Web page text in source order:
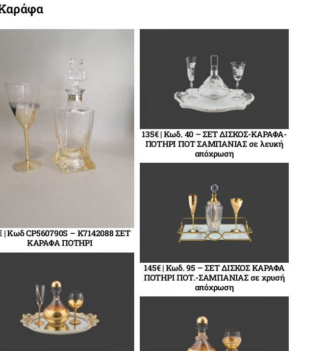
| Κωδ CP560790S – K7142088 ΣΕΤ
ΚΑΡΑΦΑ ΠΟΤΗΡΙ
135€ | Κωδ. 40 – ΣΕΤ ΔΙΣΚΟΣ-ΚΑΡΑΦΑ-
ΠΟΤΗΡΙ ΠΟΤ ΣΑΜΠΑΝΙΑΣ σε λευκή
απόχρωση
145€ | Κωδ. 95 – ΣΕΤ ΔΙΣΚΟΣ ΚΑΡΑΦΑ
ΠΟΤΗΡΙ ΠΟΤ.-ΣΑΜΠΑΝΙΑΣ σε χρυσή
απόχρωση